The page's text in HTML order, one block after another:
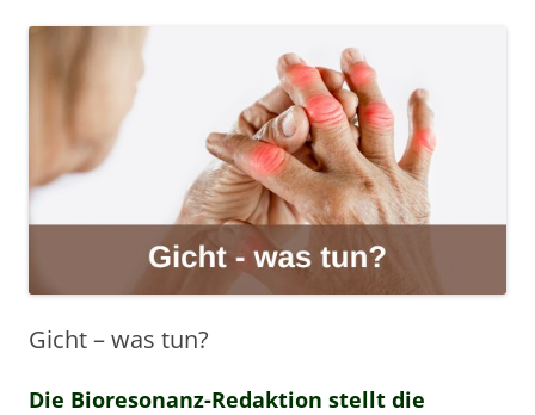
Gicht – was tun?
Die Bioresonanz-Redaktion stellt die